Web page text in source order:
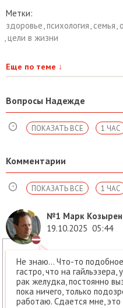
Метки:
здоровье,психология, семья,
,цели в жизни
Еще по теме ↓
Вопросы Надежде
1 ЧАС
ПОКАЗАТЬ ВСЕ
Комментарии
1 ЧАС
ПОКАЗАТЬ ВСЕ
№1 Марк
19.10.2025 05:44
Не знаю... Что-то
гастро, что на
рак желудка, постоянно
пока ничего, только
работаю. Сдается мне,